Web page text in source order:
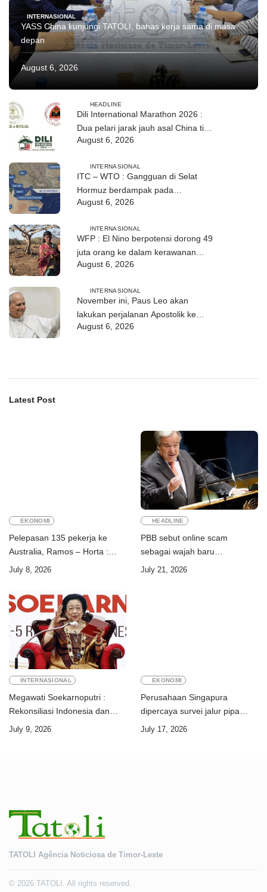
INTERNASIONAL
YASS China kunjungi TATOLI, bahas kerja sama di masa
depan
August 6, 2026
HEADLINE
Dili International Marathon 2026 :
Dua pelari jarak jauh asal China tiba
di Dili
August 6, 2026
INTERNASIONAL
ITC – WTO : Gangguan di Selat
Hormuz berdampak pada
perdagangan energi, pupuk, dan
August 6, 2026
INTERNASIONAL
WFP : El Nino berpotensi dorong 49
juta orang ke dalam kerawanan
pangan akut
August 6, 2026
INTERNASIONAL
November ini, Paus Leo akan
lakukan perjalanan Apostolik ke
Uruguay, Argentina, dan Peru
August 6, 2026
Latest Post
EKONOMI
Pelepasan 135 pekerja ke
Australia, Ramos – Horta :
“Kalian perkuat ekonomi dua
July 8, 2026
HEADLINE
PBB sebut online scam
sebagai wajah baru
July 21, 2026
INTERNASIONAL
Megawati Soekarnoputri :
Rekonsiliasi Indonesia dan
Timor-Leste jadi teladan dunia
July 9, 2026
EKONOMI
Perusahaan Singapura
dipercaya survei jalur pipa
ekspor Gas Greater Sunrise
July 17, 2026
TATOLI Agência Noticiosa de Timor-Leste
© 2026 TATOLI. All rights reserved.